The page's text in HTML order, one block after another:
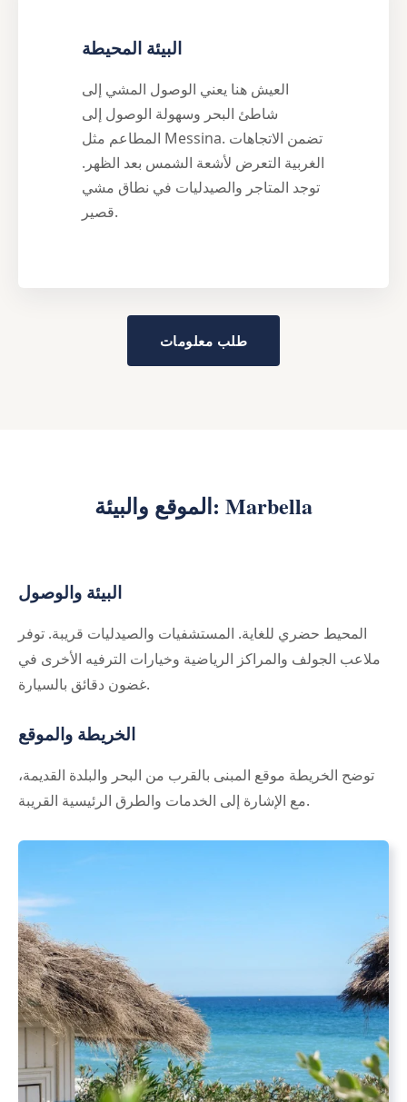
البيئة المحيطة
العيش هنا يعني الوصول المشي إلى
شاطئ البحر وسهولة الوصول إلى
المطاعم مثل Messina. تضمن الاتجاهات
الغربية التعرض لأشعة الشمس بعد الظهر.
توجد المتاجر والصيدليات في نطاق مشي
قصير.
طلب معلومات
الموقع والبيئة: Marbella
البيئة والوصول
المحيط حضري للغاية. المستشفيات والصيدليات قريبة. توفر
ملاعب الجولف والمراكز الرياضية وخيارات الترفيه الأخرى في
غضون دقائق بالسيارة.
الخريطة والموقع
توضح الخريطة موقع المبنى بالقرب من البحر والبلدة القديمة،
مع الإشارة إلى الخدمات والطرق الرئيسية القريبة.